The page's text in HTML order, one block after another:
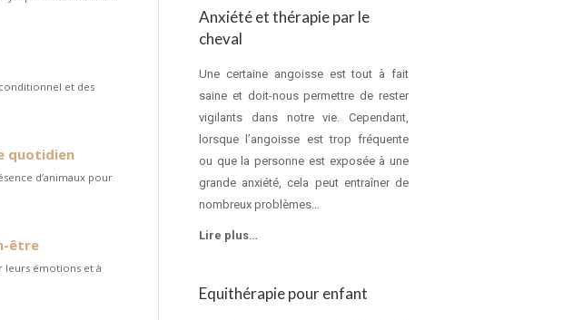
et des
quotidien
d’animaux pour
être
leurs émotions et à
Anxiété et thérapie par le
cheval
Une certaine angoisse est tout à fait
saine et doit-nous permettre de rester
vigilants dans notre vie. Cependant,
lorsque l’angoisse est trop fréquente
ou que la personne est exposée à une
grande anxiété, cela peut entraîner de
nombreux problèmes…
Lire plus…
Equithérapie pour enfant